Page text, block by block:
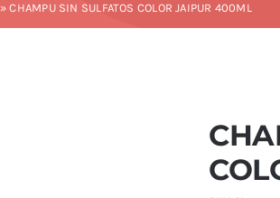
»CHAMPU SIN SULFATOS COLOR JAIPUR 400ML